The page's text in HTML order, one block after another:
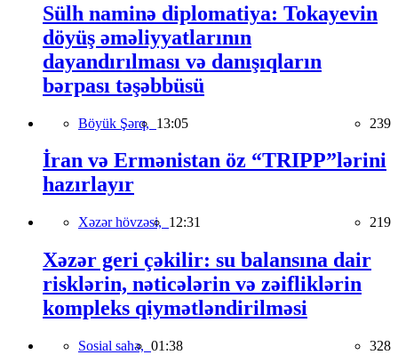
Sülh naminə diplomatiya: Tokayevin
döyüş əməliyyatlarının
dayandırılması və danışıqların
bərpası təşəbbüsü
Böyük Şərq, 13:05 239
İran və Ermənistan öz “TRIPP”lərini
hazırlayır
Xəzər hövzəsi, 12:31 219
Xəzər geri çəkilir: su balansına dair
risklərin, nəticələrin və zəifliklərin
kompleks qiymətləndirilməsi
Sosial sahə, 01:38 328